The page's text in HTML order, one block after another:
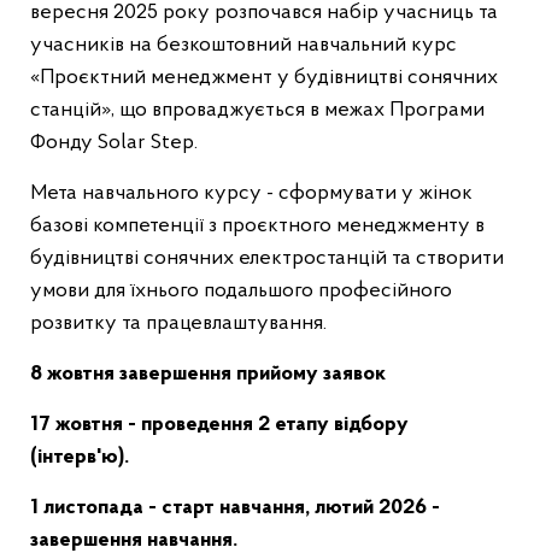
вересня 2025 року розпочався набір учасниць та
учасників на безкоштовний навчальний курс
«Проєктний менеджмент у будівництві сонячних
станцій», що впроваджується в межах Програми
Фонду Solar Step.
Мета навчального курсу - сформувати у жінок
базові компетенції з проєктного менеджменту в
будівництві сонячних електростанцій та створити
умови для їхнього подальшого професійного
розвитку та працевлаштування.
8 жовтня завершення прийому заявок
17 жовтня - проведення 2 етапу відбору
(інтерв'ю).
1 листопада - старт навчання, лютий 2026 -
завершення навчання.